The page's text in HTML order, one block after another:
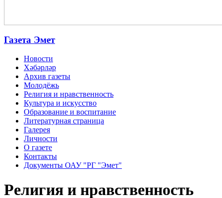
Газета Эмет
Новости
Хәбәрләр
Архив газеты
Молодёжь
Религия и нравственность
Культура и искусство
Образование и воспитание
Литературная страница
Галерея
Личности
О газете
Контакты
Документы ОАУ "РГ "Эмет"
Религия и нравственность